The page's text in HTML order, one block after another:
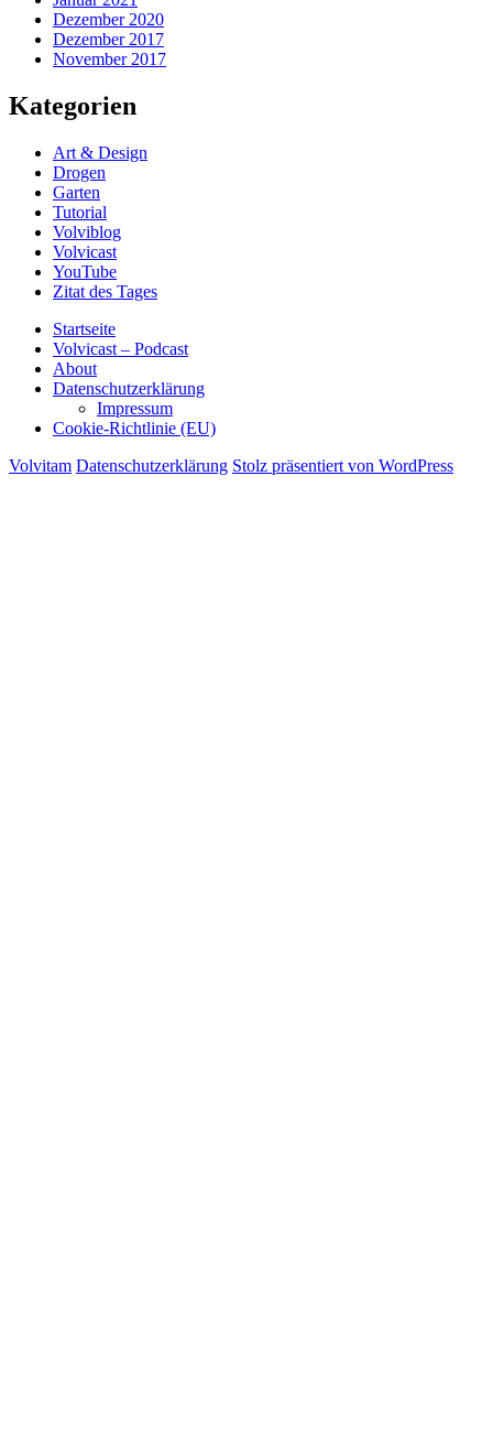
Dezember 2020
Dezember 2017
November 2017
Kategorien
Art & Design
Drogen
Garten
Tutorial
Volviblog
Volvicast
YouTube
Zitat des Tages
Startseite
Volvicast – Podcast
About
Datenschutzerklärung
Impressum
Cookie-Richtlinie (EU)
Volvitam Datenschutzerklärung Stolz präsentiert von WordPress